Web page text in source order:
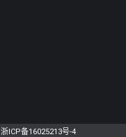
浙ICP备16025213号-4